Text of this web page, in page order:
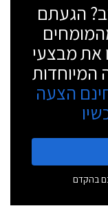
הגעתם
את מבצעי
המיוחדות
הצעה
בהקדם